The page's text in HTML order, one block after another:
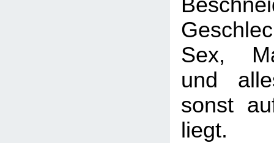
Sex,
und
sonst
liegt.